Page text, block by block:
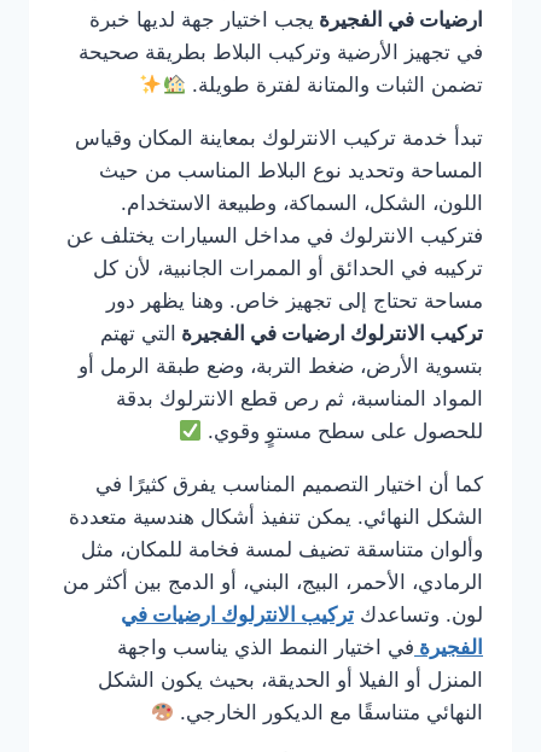
ارضيات في الفجيرة يجب اختيار جهة لديها خبرة
في تجهيز الأرضية وتركيب البلاط بطريقة صحيحة
تضمن الثبات والمتانة لفترة طويلة.
تبدأ خدمة تركيب الانترلوك بمعاينة المكان وقياس
المساحة وتحديد نوع البلاط المناسب من حيث
اللون، الشكل، السماكة، وطبيعة الاستخدام.
فتركيب الانترلوك في مداخل السيارات يختلف عن
تركيبه في الحدائق أو الممرات الجانبية، لأن كل
مساحة تحتاج إلى تجهيز خاص. وهنا يظهر دور
تركيب الانترلوك ارضيات في الفجيرة التي تهتم
بتسوية الأرض، ضغط التربة، وضع طبقة الرمل أو
المواد المناسبة، ثم رص قطع الانترلوك بدقة
للحصول على سطح مستوٍ وقوي.
كما أن اختيار التصميم المناسب يفرق كثيرًا في
الشكل النهائي. يمكن تنفيذ أشكال هندسية متعددة
وألوان متناسقة تضيف لمسة فخامة للمكان، مثل
الرمادي، الأحمر، البيج، البني، أو الدمج بين أكثر من
لون. وتساعدك تركيب الانترلوك ارضيات في
الفجيرة في اختيار النمط الذي يناسب واجهة
المنزل أو الفيلا أو الحديقة، بحيث يكون الشكل
النهائي متناسقًا مع الديكور الخارجي.